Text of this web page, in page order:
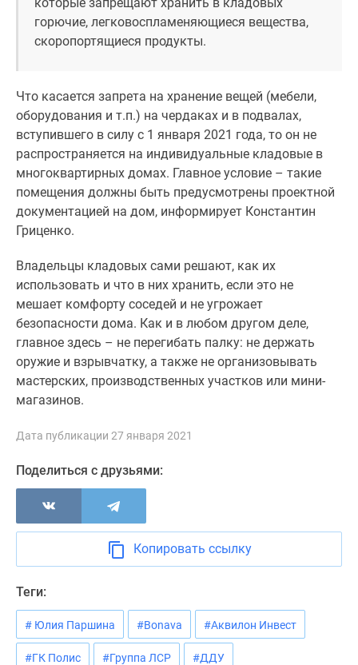
горючие, легковоспламеняющиеся вещества,
скоропортящиеся продукты.
Что касается запрета на хранение вещей (мебели,
оборудования и т.п.) на чердаках и в подвалах,
вступившего в силу с 1 января 2021 года, то он не
распространяется на индивидуальные кладовые в
многоквартирных домах. Главное условие – такие
помещения должны быть предусмотрены проектной
документацией на дом, информирует Константин
Гриценко.
Владельцы кладовых сами решают, как их
использовать и что в них хранить, если это не
мешает комфорту соседей и не угрожает
безопасности дома. Как и в любом другом деле,
главное здесь – не перегибать палку: не держать
оружие и взрывчатку, а также не организовывать
мастерских, производственных участков или мини-
магазинов.
Дата публикации 27 января 2021
Поделиться с друзьями:
Копировать ссылку
Теги:
# Юлия Паршина #Bonava #Аквилон Инвест
#ГК Полис #Группа ЛСР #ДДУ